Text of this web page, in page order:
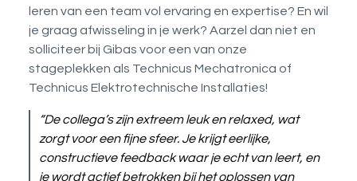
leren van een team vol ervaring en expertise? En wil
je graag afwisseling in je werk? Aarzel dan niet en
solliciteer bij Gibas voor een van onze
stageplekken als Technicus Mechatronica of
Technicus Elektrotechnische Installaties!
“De collega’s zijn extreem leuk en relaxed, wat
zorgt voor een fijne sfeer. Je krijgt eerlijke,
constructieve feedback waar je echt van leert, en
je wordt actief betrokken bij het oplossen van